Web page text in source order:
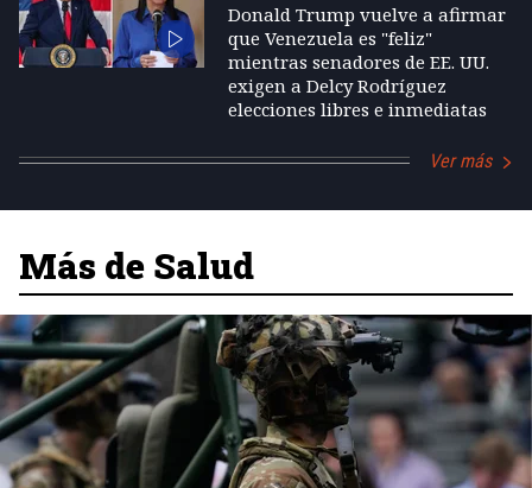
Donald Trump vuelve a afirmar
que Venezuela es "feliz"
mientras senadores de EE. UU.
exigen a Delcy Rodríguez
elecciones libres e inmediatas
Ver más
Más de Salud